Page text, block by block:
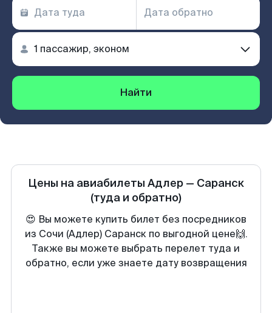
Найти
Цены на авиабилеты Адлер — Саранск
(туда и обратно)
😍 Вы можете купить билет без посредников
из Сочи (Адлер) Саранск по выгодной цене🙌.
Также вы можете выбрать перелет туда и
обратно, если уже знаете дату возвращения